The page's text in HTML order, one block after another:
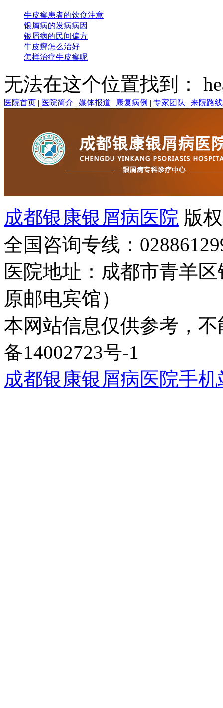
牛皮癣患者的饮食注意
银屑病的发病病因
银屑病的民间偏方
牛皮癣怎么治好
怎样治疗牛皮癣呢
无法在这个位置找到：
医院首页 | 医院简介 | 媒体报道 | 康复病例 | 专家团队 | 来院路线
成都银康银屑病医院 版
全国咨询专线：
医院地址：成都市青羊
原邮电宾馆）
本网站信息仅供参考，
备14002723号-1
成都银康银屑病医院手机